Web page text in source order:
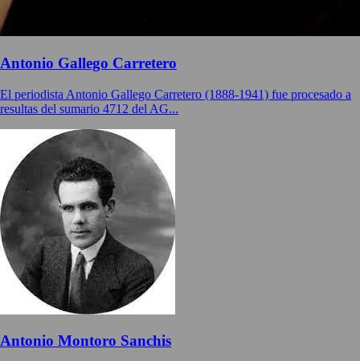
Antonio Gallego Carretero
El periodista Antonio Gallego Carretero (1888-1941) fue procesado a
resultas del sumario 4712 del AG...
Antonio Montoro Sanchis